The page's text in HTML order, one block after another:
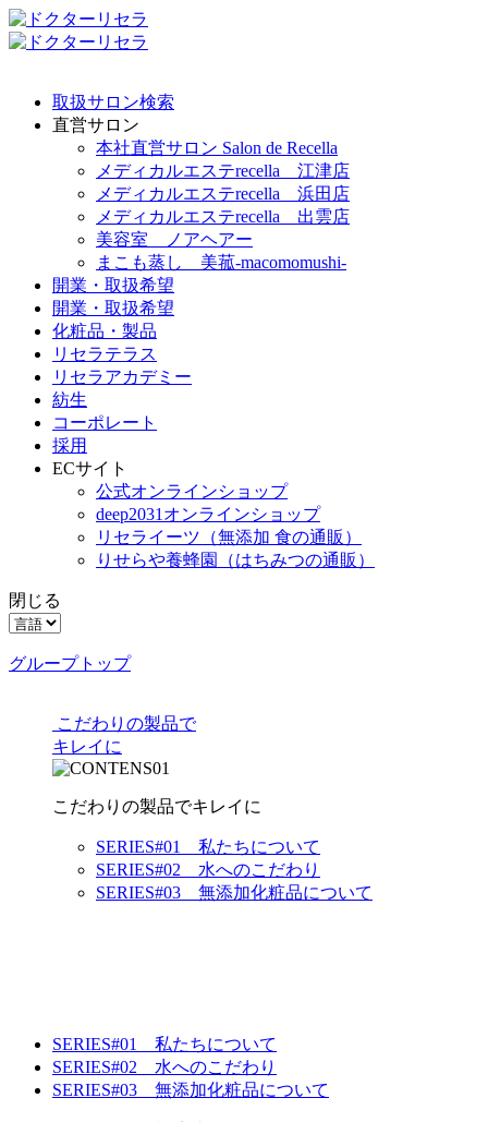
取扱サロン検索
直営サロン
本社直営サロン Salon de Recella
メディカルエステrecella 江津店
メディカルエステrecella 浜田店
メディカルエステrecella 出雲店
美容室 ノアヘアー
まこも蒸し 美菰-macomomushi-
開業・取扱希望
開業・取扱希望
化粧品・製品
リセラテラス
リセラアカデミー
紡生
コーポレート
採用
ECサイト
公式オンラインショップ
deep2031オンラインショップ
リセライーツ （無添加 食の通販）
りせらや養蜂園
（はちみつの通販）
閉じる
グループトップ
こだわりの製品で
キレイに
こだわりの製品でキレイに
SERIES#01 私たちについて
SERIES#02 水へのこだわり
SERIES#03 無添加化粧品について
SERIES#01 私たちについて
SERIES#02 水へのこだわり
SERIES#03 無添加化粧品について